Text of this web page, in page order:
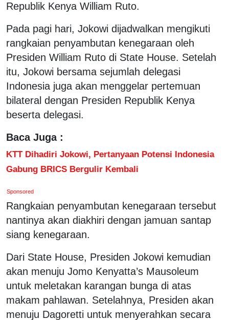
Republik Kenya William Ruto.
Pada pagi hari, Jokowi dijadwalkan mengikuti
rangkaian penyambutan kenegaraan oleh
Presiden William Ruto di State House. Setelah
itu, Jokowi bersama sejumlah delegasi
Indonesia juga akan menggelar pertemuan
bilateral dengan Presiden Republik Kenya
beserta delegasi.
Baca Juga :
KTT Dihadiri Jokowi, Pertanyaan Potensi Indonesia
Gabung BRICS Bergulir Kembali
Sponsored
Rangkaian penyambutan kenegaraan tersebut
nantinya akan diakhiri dengan jamuan santap
siang kenegaraan.
Dari State House, Presiden Jokowi kemudian
akan menuju Jomo Kenyatta’s Mausoleum
untuk meletakan karangan bunga di atas
makam pahlawan. Setelahnya, Presiden akan
menuju Dagoretti untuk menyerahkan secara